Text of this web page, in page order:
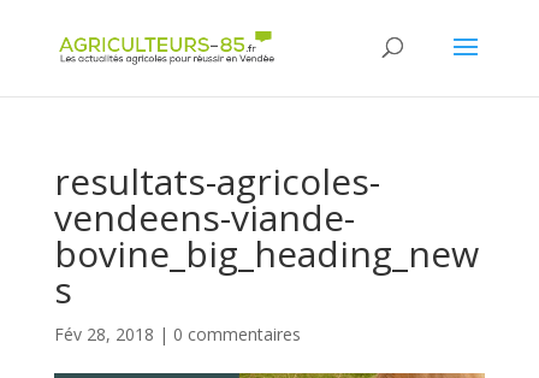
resultats-agricoles-
vendeens-viande-
bovine_big_heading_new
s
Fév 28, 2018 | 0 commentaires